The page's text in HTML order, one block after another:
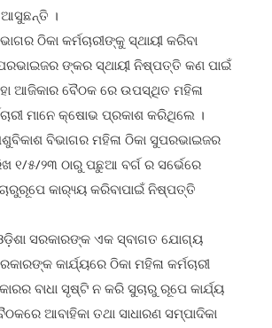
ଆସୁଛନ୍ତି ।
ଠିକା କର୍ମଚାରୀଙ୍କୁ ସ୍ଥାୟୀ କରିବା
ଙ୍କର ସ୍ଥାୟୀ ନିଷ୍ପତ୍ତି କଣ ପାଇଁ
ଆଜିକାର ବୈଠକ ରେ ଉପସ୍ଥିତ ମହିଳା
ମାନେ କ୍ଷୋଭ ପ୍ରକାଶ କରିଥିଲେ ।
ବିଭାଗର ମହିଳା ଠିକା ସୁପରଭାଇଜର
୧/୫/୨୩ ଠାରୁ ପଛୁଆ ବର୍ଗ ର ସର୍ଭେରେ
କାର‌୍ୟ୍ୟ କରିବାପାଇଁ ନିଷ୍ପତ୍ତି
ସରକାରଙ୍କ ଏକ ସ୍ବାଗତ ଯୋଗ୍ୟ
କାର୍ଯ୍ୟରେ ଠିକା ମହିଳା କର୍ମଚାରୀ
ବାଧା ସୃଷ୍ଟି ନ କରି ସୁଚାରୁ ରୂପେ କାର୍ଯ୍ୟ
ଆବାହିକା ତଥା ସାଧାରଣ ସମ୍ପାଦିକା